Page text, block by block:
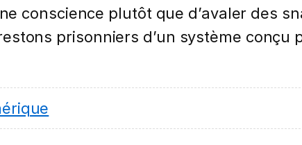
conscience plutôt que d’avaler des
prisonniers d’un système conçu